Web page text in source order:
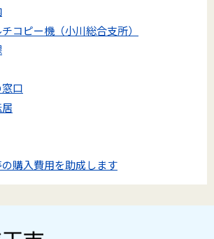
コピー機（小川総合支所）
口
購入費用を助成します